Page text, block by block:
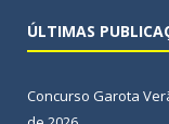
ÚLTIMAS
Concurso Garota